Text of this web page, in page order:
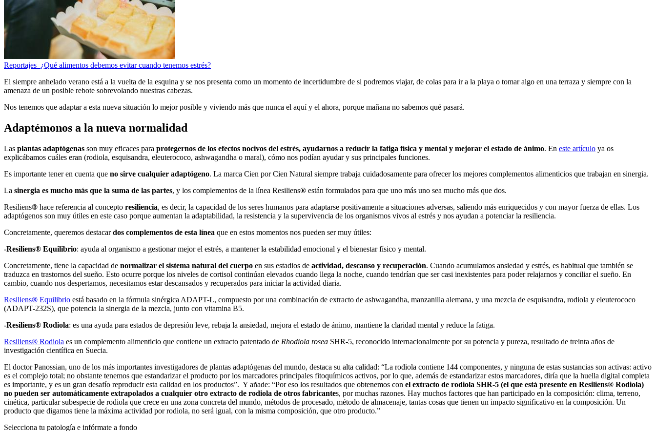
Reportajes ¿Qué alimentos debemos evitar cuando tenemos estrés?
El siempre anhelado verano está a la vuelta de la esquina y se nos presenta como un momento de incertidumbre de si podremos viajar, de colas para ir a la playa o tomar algo en una terraza y siempre con la
amenaza de un posible rebote sobrevolando nuestras cabezas.
Nos tenemos que adaptar a esta nueva situación lo mejor posible y viviendo más que nunca el aquí y el ahora, porque mañana no sabemos qué pasará.
Adaptémonos a la nueva normalidad
Las plantas adaptógenas son muy eficaces para protegernos de los efectos nocivos del estrés, ayudarnos a reducir la fatiga física y mental y mejorar el estado de ánimo. En este artículo ya os
explicábamos cuáles eran (rodiola, esquisandra, eleuterococo, ashwagandha o maral), cómo nos podían ayudar y sus principales funciones.
Es importante tener en cuenta que no sirve cualquier adaptógeno. La marca Cien por Cien Natural siempre trabaja cuidadosamente para ofrecer los mejores complementos alimenticios que trabajan en sinergia.
La sinergia es mucho más que la suma de las partes, y los complementos de la línea Resiliens® están formulados para que uno más uno sea mucho más que dos.
Resiliens® hace referencia al concepto resiliencia, es decir, la capacidad de los seres humanos para adaptarse positivamente a situaciones adversas, saliendo más enriquecidos y con mayor fuerza de ellas. Los
adaptógenos son muy útiles en este caso porque aumentan la adaptabilidad, la resistencia y la supervivencia de los organismos vivos al estrés y nos ayudan a potenciar la resiliencia.
Concretamente, queremos destacardos complementos de esta línea que en estos momentos nos pueden ser muy útiles:
-Resiliens® Equilibrio: ayuda al organismo a gestionar mejor el estrés, a mantener la estabilidad emocional y el bienestar físico y mental.
Concretamente, tiene la capacidad de normalizar el sistema natural del cuerpo en sus estadios de actividad, descanso y recuperación. Cuando acumulamos ansiedad y estrés, es habitual que también se
traduzca en trastornos del sueño. Esto ocurre porque los niveles de cortisol continúan elevados cuando llega la noche, cuando tendrían que ser casi inexistentes para poder relajarnos y conciliar el sueño. En
cambio, cuando nos despertamos, necesitamos estar descansados y recuperados para iniciar la actividad diaria.
Resiliens® Equilibrio está basado en la fórmula sinérgica ADAPT-L, compuesto por una combinación de extracto de ashwagandha, manzanilla alemana, y una mezcla de esquisandra, rodiola y eleuterococo
(ADAPT-232S), que potencia la sinergia de la mezcla, junto con vitamina B5.
-Resiliens® Rodiola: es una ayuda para estados de depresión leve, rebaja la ansiedad, mejora el estado de ánimo, mantiene la claridad mental y reduce la fatiga.
Resiliens® Rodiola es un complemento alimenticio que contiene un extracto patentado de Rhodiola rosea SHR-5, reconocido internacionalmente por su potencia y pureza, resultado de treinta años de
investigación científica en Suecia.
El doctor Panossian, uno de los más importantes investigadores de plantas adaptógenas del mundo, destaca su alta calidad: “La rodiola contiene 144 componentes, y ninguna de estas sustancias son activas: activo
es el complejo total; no obstante tenemos que estandarizar el producto por los marcadores principales fitoquímicos activos, por lo que, además de estandarizar estos marcadores, diría que la huella digital completa
es importante, y es un gran desafío reproducir esta calidad en los productos”. Y añade: “Por eso los resultados que obtenemos con el extracto de rodiola SHR-5 (el que está presente en Resiliens® Rodiola)
no pueden ser automáticamente extrapolados a cualquier otro extracto de rodiola de otros fabricantes, por muchas razones. Hay muchos factores que han participado en la composición: clima, terreno,
cinética, particular subespecie de rodiola que crece en una zona concreta del mundo, métodos de procesado, método de almacenaje, tantas cosas que tienen un impacto significativo en la composición. Un
producto que digamos tiene la máxima actividad por rodiola, no será igual, con la misma composición, que otro producto.”
Selecciona tu patología e infórmate a fondo